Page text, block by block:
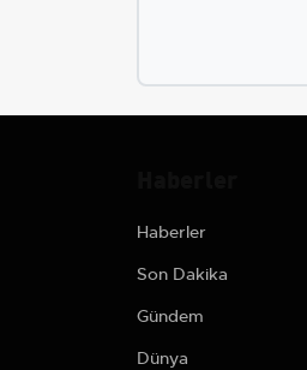
Haberler
Son Dakika
Gündem
Dünya